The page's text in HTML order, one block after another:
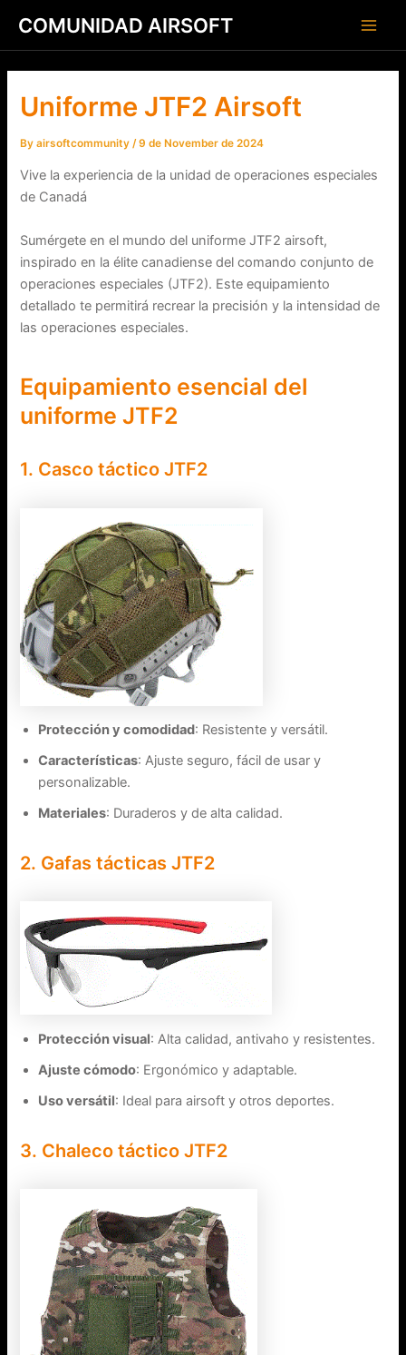
content
COMUNIDAD AIRSOFT
Main
Uniforme JTF2 Airsoft
Byairsoftcommunity/9 de November de 2024
Vive la experiencia de la unidad de operaciones especiales
de Canadá
Sumérgete en el mundo del uniforme JTF2 airsoft,
inspirado en la élite canadiense del comando conjunto de
operaciones especiales (JTF2). Este equipamiento
detallado te permitirá recrear la precisión y la intensidad de
las operaciones especiales.
Equipamiento esencial del
uniforme JTF2
1. Casco táctico JTF2
Protección y comodidad: Resistente y versátil.
Características: Ajuste seguro, fácil de usar y
personalizable.
Materiales: Duraderos y de alta calidad.
2. Gafas tácticas JTF2
Protección visual: Alta calidad, antivaho y resistentes.
Ajuste cómodo: Ergonómico y adaptable.
Uso versátil: Ideal para airsoft y otros deportes.
3. Chaleco táctico JTF2
navigation